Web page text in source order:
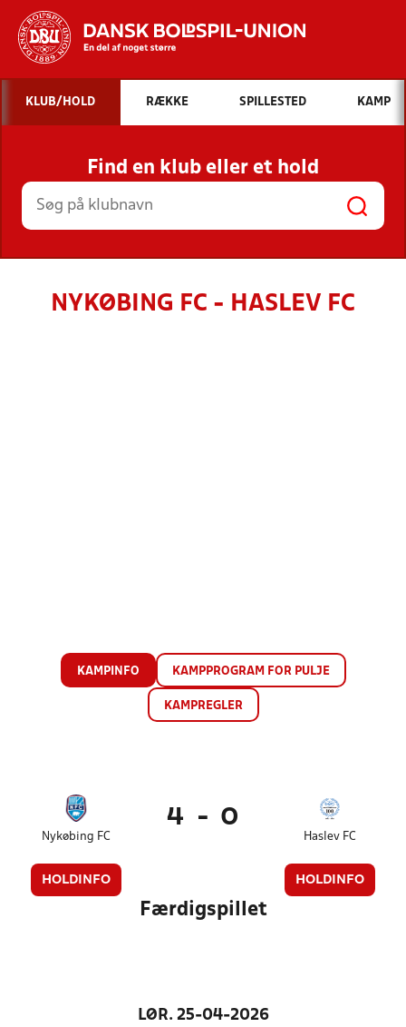
Hvad vil du søge efter?
INDHOLD OG NYHEDER
STILLINGER, RESULTATER, KLUBBER OG
HOLD
KLUB/HOLD RÆKKE SPILLESTED KAMP
Find en klub eller et hold
NYKØBING FC - HASLEV FC
KAMPINFO KAMPPROGRAM FOR PULJE
KAMPREGLER
Nykøbing FC
HOLDINFO
4 - 0
Haslev FC
HOLDINFO
Færdigspillet
LØR. 25-04-2026